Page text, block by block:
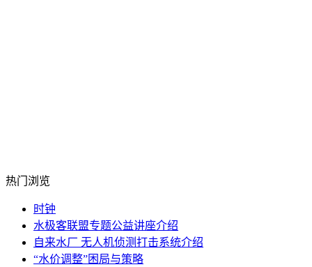
热门浏览
时钟
水极客联盟专题公益讲座介绍
自来水厂 无人机侦测打击系统介绍
“水价调整”困局与策略